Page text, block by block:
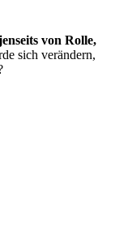
von Rolle,
sich verändern,